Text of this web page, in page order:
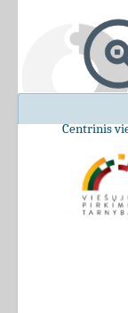
Centrinis